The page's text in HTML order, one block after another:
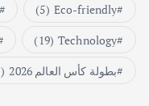
Eco-friendly
(5)
Technology
(19)
بطولة كأس العالم 2026
(11)